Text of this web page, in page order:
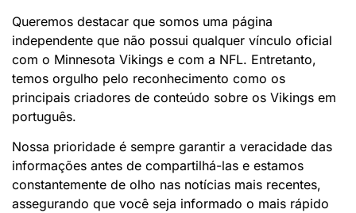
Queremos destacar que somos uma página
independente que não possui qualquer vínculo oficial
com o Minnesota Vikings e com a NFL. Entretanto,
temos orgulho pelo reconhecimento como os
principais criadores de conteúdo sobre os Vikings em
português.
Nossa prioridade é sempre garantir a veracidade das
informações antes de compartilhá-las e estamos
constantemente de olho nas notícias mais recentes,
assegurando que você seja informado o mais rápido